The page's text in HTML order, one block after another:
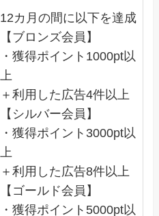
12カ月の間に以下を達成
【ブロンズ会員】
・獲得ポイント1000pt以
上
＋利用した広告4件以上
【シルバー会員】
・獲得ポイント3000pt以
上
＋利用した広告8件以上
【ゴールド会員】
・獲得ポイント5000pt以